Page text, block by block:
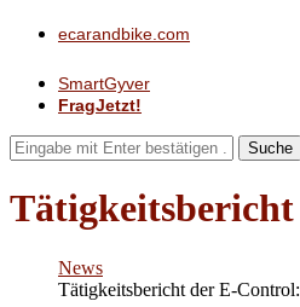
ecarandbike.com
SmartGyver
FragJetzt!
Suche
Tätigkeitsbericht
News
Tätigkeitsbericht der E-Control: